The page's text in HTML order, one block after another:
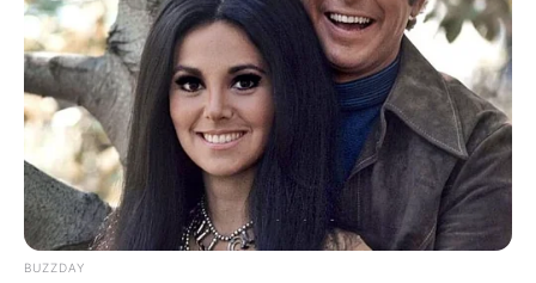
BUZZDAY